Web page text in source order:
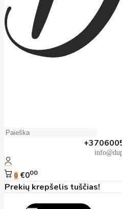
0 €000
Prekių krepšelis tuščias!